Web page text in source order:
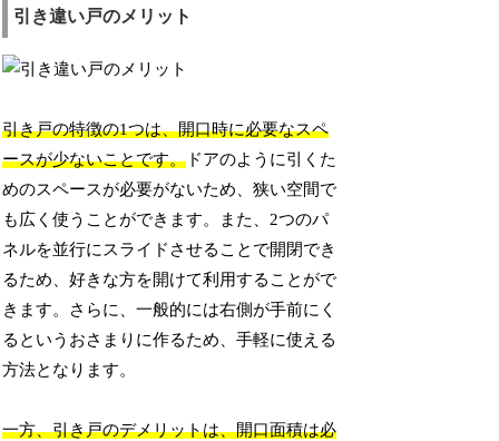
引き違い戸のメリット
引き戸の特徴の1つは、開口時に必要なスペ
ースが少ないことです。 ドアのように引くた
めのスペースが必要がないため、狭い空間で
も広く使うことができます。また、2つのパ
ネルを並行にスライドさせることで開閉でき
るため、好きな方を開けて利用することがで
きます。さらに、一般的には右側が手前にく
るというおさまりに作るため、手軽に使える
方法となります。
一方、引き戸のデメリットは、開口面積は必